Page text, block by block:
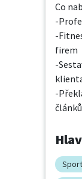
Co
-
-
firem
-
-